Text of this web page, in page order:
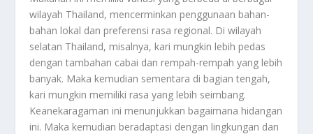
wilayah Thailand, mencerminkan penggunaan bahan-
bahan lokal dan preferensi rasa regional. Di wilayah
selatan Thailand, misalnya, kari mungkin lebih pedas
dengan tambahan cabai dan rempah-rempah yang lebih
banyak. Maka kemudian sementara di bagian tengah,
kari mungkin memiliki rasa yang lebih seimbang.
Keanekaragaman ini menunjukkan bagaimana hidangan
ini. Maka kemudian beradaptasi dengan lingkungan dan